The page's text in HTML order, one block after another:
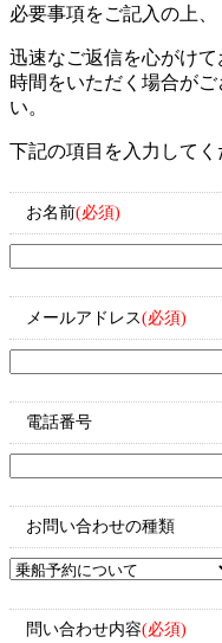
必要事項をご記入の上、
迅速なご返信を心がけ
時間をいただく場合が
い。
下記の項目を入力してく
お名前(必須)
メールアドレス(必須)
電話番号
お問い合わせの種類
問い合わせ内容(必須)